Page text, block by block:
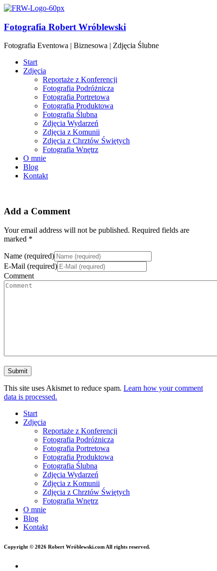
Fotografia Robert Wróblewski
Fotografia Eventowa | Biznesowa | Zdjęcia Ślubne
Start
Zdjęcia
Reportaże z Konferencji
Fotografia Podróżnicza
Fotografia Portretowa
Fotografia Produktowa
Fotografia Ślubna
Zdjęcia Wydarzeń
Zdjęcia z Komunii
Zdjęcia z Chrztów Świętych
Fotografia Wnętrz
O mnie
Blog
Kontakt
Add a Comment
Your email address will not be published. Required fields are
marked *
Name (required)
E-Mail (required)
Comment
This site uses Akismet to reduce spam. Learn how your comment
data is processed.
Start
Zdjęcia
Reportaże z Konferencji
Fotografia Podróżnicza
Fotografia Portretowa
Fotografia Produktowa
Fotografia Ślubna
Zdjęcia Wydarzeń
Zdjęcia z Komunii
Zdjęcia z Chrztów Świętych
Fotografia Wnętrz
O mnie
Blog
Kontakt
Copyright © 2026 Robert Wróblewski.com All rights reserved.